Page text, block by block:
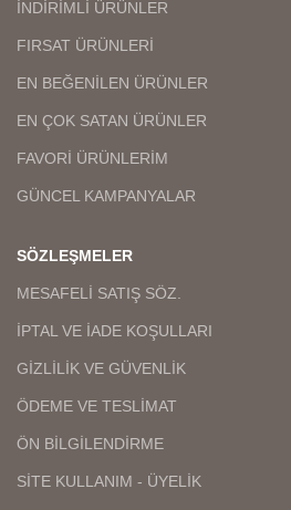
İNDİRİMLİ ÜRÜNLER
FIRSAT ÜRÜNLERİ
EN BEĞENİLEN ÜRÜNLER
EN ÇOK SATAN ÜRÜNLER
FAVORİ ÜRÜNLERİM
GÜNCEL KAMPANYALAR
SÖZLEŞMELER
MESAFELİ SATIŞ SÖZ.
İPTAL VE İADE KOŞULLARI
GİZLİLİK VE GÜVENLİK
ÖDEME VE TESLİMAT
ÖN BİLGİLENDİRME
SİTE KULLANIM - ÜYELİK